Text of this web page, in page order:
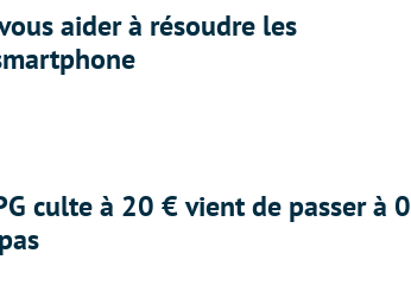
aider à résoudre les
culte à 20 € vient de passer à 0